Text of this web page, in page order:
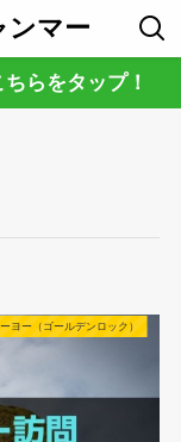
ンマー
らをタップ！
ヨー（ゴールデンロック）